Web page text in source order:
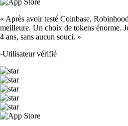
« Après avoir testé Coinbase,
meilleure. Un choix de tokens énorme.
4 ans, sans aucun souci. »
-Utilisateur vérifié